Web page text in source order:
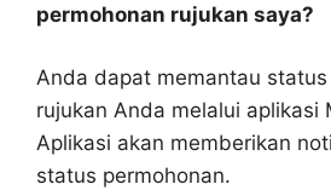
permohonan rujukan saya?
Anda dapat memantau
rujukan Anda melalui aplikasi
Aplikasi akan memberikan
status permohonan.